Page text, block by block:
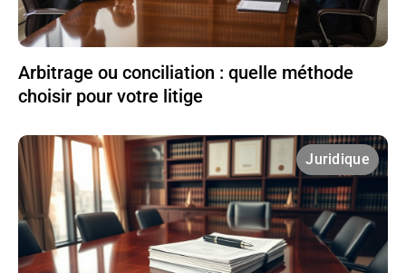
Arbitrage ou conciliation : quelle méthode
choisir pour votre litige
Juridique